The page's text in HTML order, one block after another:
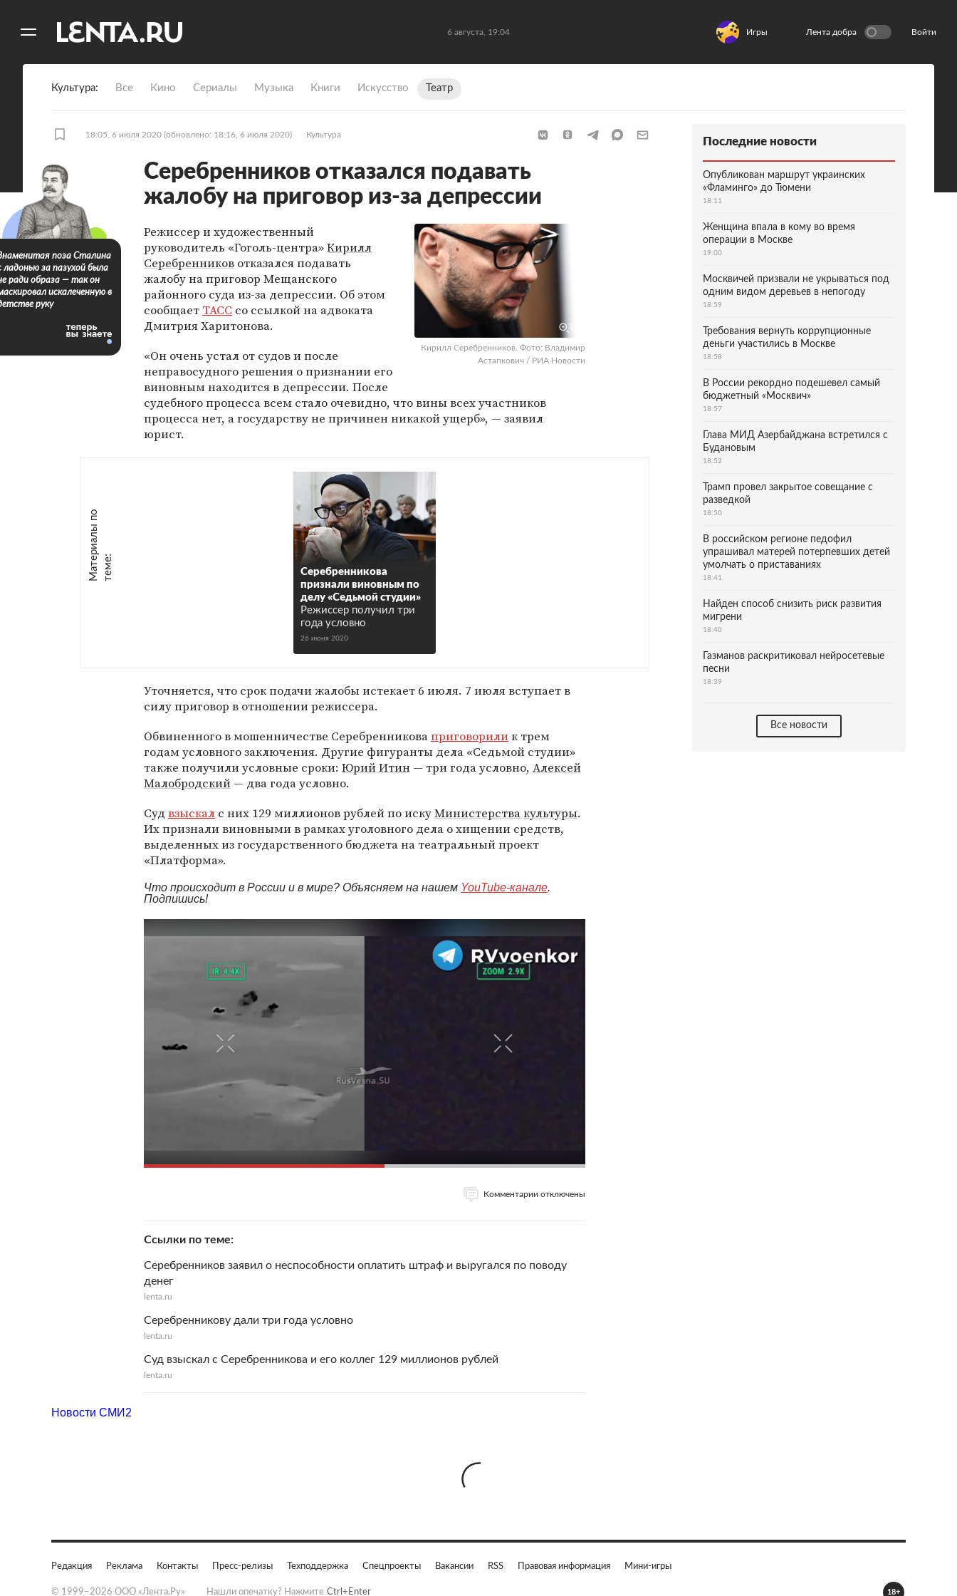
6 августа, 19:04 Игры Лента добра Войти
Культура Все Кино Сериалы Музыка Книги Искусство Театр
18:05, 6 июля 2020 (обновлено: 18:16, 6 июля 2020) Культура
Серебренников отказался подавать
жалобу на приговор из-за депрессии
Кирилл Серебренников. Фото: Владимир
Астапкович / РИА Новости
Режиссер и художественный
руководитель «Гоголь-центра»Кирилл
Серебренников отказался подавать
жалобу на приговор Мещанского
районного суда из-за депрессии. Об этом
сообщает ТАСС со ссылкой на адвоката
Дмитрия Харитонова.
«Он очень устал от судов и после
неправосудного решения о признании его
виновным находится в депрессии. После
судебного процесса всем стало очевидно, что вины всех участников
процесса нет, а государству не причинен никакой ущерб», — заявил
юрист.
М
а
т е
р
и
а
л
ы
п
о
т
е
м
е :
Серебренникова
признали виновным по
делу «Седьмой студии»
Режиссер получил три
года условно
26 июня 2020
Уточняется, что срок подачи жалобы истекает 6 июля. 7 июля вступает в
силу приговор в отношении режиссера.
Обвиненного в мошенничестве Серебренниковаприговорилик трем
годам условного заключения. Другие фигуранты дела «Седьмой студии»
также получили условные сроки: Юрий Итин — три года условно, Алексей
Малобродский — два года условно.
Суд взыскал с них 129 миллионов рублей по искуМинистерства культуры.
Их признали виновными в рамках уголовного дела о хищении средств,
выделенных из государственного бюджета на театральный проект
«Платформа».
Что происходит в России и в мире? Объясняем на нашем YouTube-канале.
Подпишись!
Комментарии отключены
Ссылки по теме
Серебренников заявил о неспособности оплатить штраф и выругался по поводу
денег
lenta.ru
Серебренникову дали три года условно
lenta.ru
Суд взыскал с Серебренникова и его коллег 129 миллионов рублей
lenta.ru
поза Сталина
ладонью за пазухой была
ради образа — так он
искалеченную в
руку
Последние новости
Опубликован маршрут украинских
«Фламинго» до Тюмени
18:11
Женщина впала в кому во время
операции в Москве
19:00
Москвичей призвали не укрываться под
одним видом деревьев в непогоду
18:59
Требования вернуть коррупционные
деньги участились в Москве
18:58
В России рекордно подешевел самый
бюджетный «Москвич»
18:57
Глава МИД Азербайджана встретился с
Будановым
18:52
Трамп провел закрытое совещание с
разведкой
18:50
В российском регионе педофил
упрашивал матерей потерпевших детей
умолчать о приставаниях
18:41
Найден способ снизить риск развития
мигрени
18:40
Газманов раскритиковал нейросетевые
песни
18:39
Все новости
Новости СМИ2
Редакция Реклама Контакты Пресс-релизы Техподдержка Спецпроекты Вакансии RSS Правовая информация Мини-игры
© 1999–2026 ООО «Лента.Ру» Нашли опечатку? Нажмите Ctrl+Enter 18+